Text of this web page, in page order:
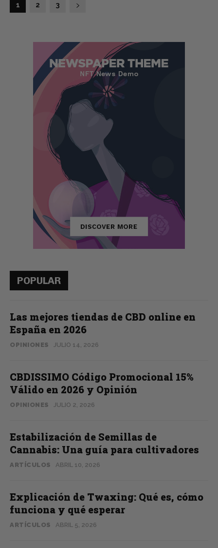
1 2 3
POPULAR
Las mejores tiendas de CBD online en
España en 2026
OPINIONES JULIO 14, 2026
CBDISSIMO Código Promocional 15%
Válido en 2026 y Opinión
OPINIONES JULIO 2, 2026
Estabilización de Semillas de
Cannabis: Una guía para cultivadores
ARTÍCULOS ABRIL 10, 2026
Explicación de Twaxing: Qué es, cómo
funciona y qué esperar
ARTÍCULOS ABRIL 5, 2026